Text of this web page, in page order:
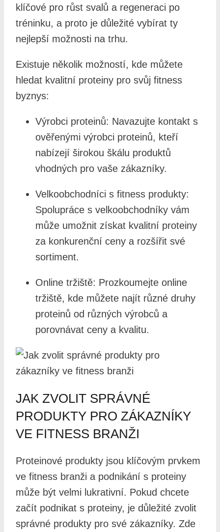
klíčové pro růst svalů a regeneraci po
tréninku, a proto je důležité vybírat ty
nejlepší možnosti na trhu.
Existuje několik možností, kde můžete
hledat kvalitní proteiny pro svůj fitness
byznys:
Výrobci proteinů: Navazujte kontakt s
ověřenými výrobci proteinů, kteří
nabízejí širokou škálu produktů
vhodných pro vaše zákazníky.
Velkoobchodníci s fitness produkty:
Spolupráce s velkoobchodníky vám
může umožnit získat kvalitní proteiny
za konkurenční ceny a rozšířit své
sortiment.
Online tržiště: Prozkoumejte online
tržiště, kde můžete najít různé druhy
proteinů od různých výrobců a
porovnávat ceny a kvalitu.
JAK ZVOLIT SPRÁVNÉ
PRODUKTY PRO ZÁKAZNÍKY
VE FITNESS BRANŽI
Proteinové produkty jsou klíčovým prvkem
ve fitness branži a podnikání s proteiny
může být velmi lukrativní. Pokud chcete
začít podnikat s proteiny, je důležité zvolit
správné produkty pro své zákazníky. Zde